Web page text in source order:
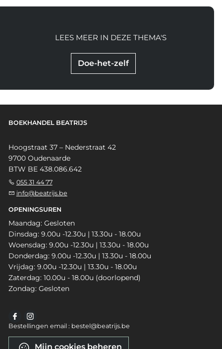
Doe-het-zelf
LEES MEER IN DEZE THEMA'S
BOEKHANDEL BEATRIJS
Hoogstraat 37 – Nederstraat 42
9700 Oudenaarde
BTW BE 438.086.642
055 31 44 77
info@beatrijs.be
OPENINGSUREN
Maandag: Gesloten
Dinsdag: 9.00u -12.30u | 13.30u - 18.00u
Woensdag: 9.00u -12.30u | 13.30u - 18.00u
Donderdag: 9.00u -12.30u | 13.30u - 18.00u
Vrijdag: 9.00u -12.30u | 13.30u - 18.00u
Zaterdag: 10.00u - 18.00u (doorlopend)
Zondag: Gesloten
Bestellingen email : bestel@beatrijs.be
Mijn cookies beheren